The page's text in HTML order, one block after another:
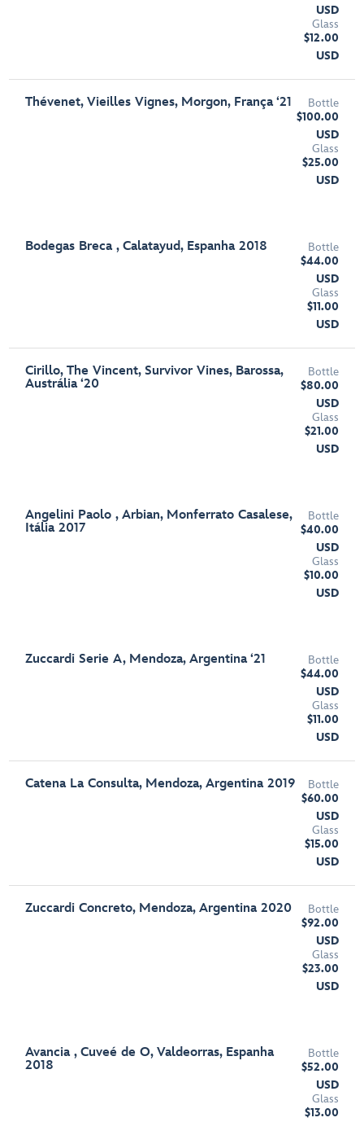
USD
Glass
$12.00
USD
Thévenet, Vieilles Vignes, Morgon, França ‘21
Bottle
$100.00
USD
Glass
$25.00
USD
Bodegas Breca , Calatayud, Espanha 2018
Bottle
$44.00
USD
Glass
$11.00
USD
Cirillo, The Vincent, Survivor Vines, Barossa,
Austrália ‘20
Bottle
$80.00
USD
Glass
$21.00
USD
Angelini Paolo , Arbian, Monferrato Casalese,
Itália 2017
Bottle
$40.00
USD
Glass
$10.00
USD
Zuccardi Serie A, Mendoza, Argentina ‘21
Bottle
$44.00
USD
Glass
$11.00
USD
Catena La Consulta, Mendoza, Argentina 2019
Bottle
$60.00
USD
Glass
$15.00
USD
Zuccardi Concreto, Mendoza, Argentina 2020
Bottle
$92.00
USD
Glass
$23.00
USD
Avancia , Cuveé de O, Valdeorras, Espanha
2018
Bottle
$52.00
USD
Glass
$13.00